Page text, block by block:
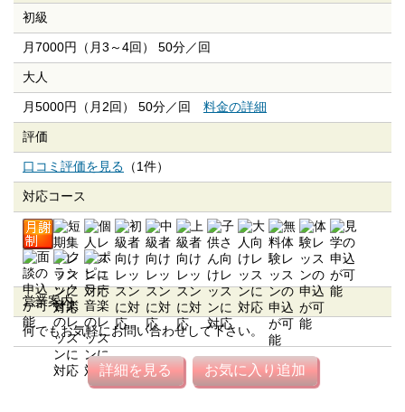
初級
月7000円（月3～4回） 50分／回
大人
月5000円（月2回） 50分／回 料金の詳細
評価
口コミ評価を見る （1件）
対応コース
営業案内
何でもお気軽にお問い合わせして下さい。
詳細を見る お気に入り追加